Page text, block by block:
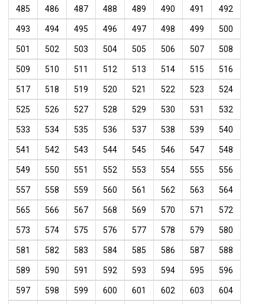
485 486 487 488 489 490 491 492
493 494 495 496 497 498 499 500
501 502 503 504 505 506 507 508
509 510 511 512 513 514 515 516
517 518 519 520 521 522 523 524
525 526 527 528 529 530 531 532
533 534 535 536 537 538 539 540
541 542 543 544 545 546 547 548
549 550 551 552 553 554 555 556
557 558 559 560 561 562 563 564
565 566 567 568 569 570 571 572
573 574 575 576 577 578 579 580
581 582 583 584 585 586 587 588
589 590 591 592 593 594 595 596
597 598 599 600 601 602 603 604